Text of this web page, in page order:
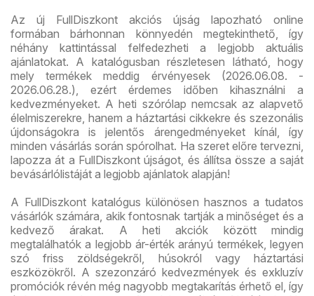
Az új FullDiszkont akciós újság lapozható online
formában bárhonnan könnyedén megtekinthető, így
néhány kattintással felfedezheti a legjobb aktuális
ajánlatokat. A katalógusban részletesen látható, hogy
mely termékek meddig érvényesek (2026.06.08. -
2026.06.28.), ezért érdemes időben kihasználni a
kedvezményeket. A heti szórólap nemcsak az alapvető
élelmiszerekre, hanem a háztartási cikkekre és szezonális
újdonságokra is jelentős árengedményeket kínál, így
minden vásárlás során spórolhat. Ha szeret előre tervezni,
lapozza át a FullDiszkont újságot, és állítsa össze a saját
bevásárlólistáját a legjobb ajánlatok alapján!
A FullDiszkont katalógus különösen hasznos a tudatos
vásárlók számára, akik fontosnak tartják a minőséget és a
kedvező árakat. A heti akciók között mindig
megtalálhatók a legjobb ár-érték arányú termékek, legyen
szó friss zöldségekről, húsokról vagy háztartási
eszközökről. A szezonzáró kedvezmények és exkluzív
promóciók révén még nagyobb megtakarítás érhető el, így